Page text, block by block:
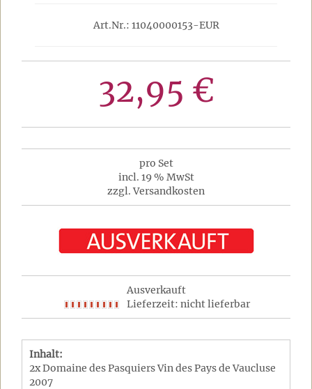
Art.Nr.: 11040000153-EUR
32,95 €
pro Set
incl. 19 % MwSt
zzgl. Versandkosten
Ausverkauft
Lieferzeit: nicht lieferbar
Inhalt:
2x Domaine des Pasquiers Vin des Pays de Vaucluse
2007